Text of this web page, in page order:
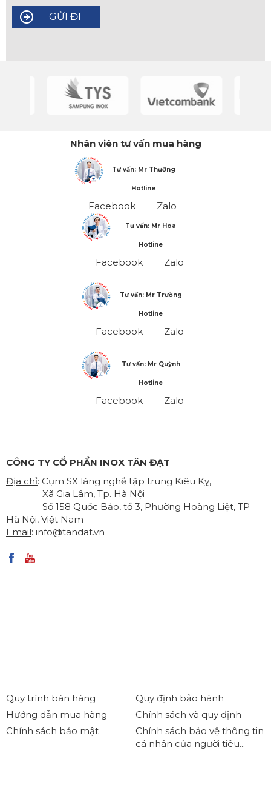
Nhân viên tư vấn mua hàng
Tư vấn: Mr Thường
Hotline
Facebook Zalo
Tư vấn: Mr Hoa
Hotline
Facebook Zalo
Tư vấn: Mr Trường
Hotline
Facebook Zalo
Tư vấn: Mr Quỳnh
Hotline
Facebook Zalo
CÔNG TY CỔ PHẦN INOX TÂN ĐẠT
Địa chỉ: Cụm SX làng nghề tập trung Kiêu Kỵ,
Xã Gia Lâm, Tp. Hà Nội
Số 158 Quốc Bảo, tổ 3, Phường Hoàng Liệt, TP
Hà Nội, Việt Nam
Email: info@tandat.vn
Quy trình bán hàng
Hướng dẫn mua hàng
Chính sách bảo mật
Quy định bảo hành
Chính sách và quy định
Chính sách bảo vệ thông tin
cá nhân của người tiêu...